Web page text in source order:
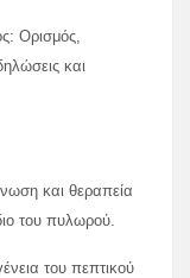
Ορισμός,
και
και θεραπεία
του πυλωρού.
του πεπτικού